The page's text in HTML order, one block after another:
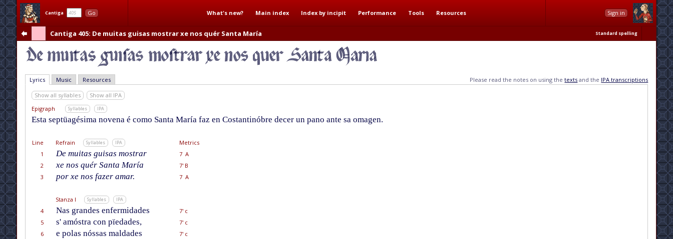
Cantiga Go What's new? Main index Index by incipit Performance Tools Resources Sign in
Cantiga 405: De muitas guisas mostrar xe nos quér Santa María Standard spelling
Lyrics Music Resources Please read the notes on using thetexts and the IPA transcriptions
Show all syllables
Show all IPA
Epigraph
Syllables IPA
Esta septüagésima novena é como Santa María faz en Costantinóbre decer un pano ante sa omagen.
Line Refrain Syllables IPA
Metrics
1
De muitas guisas mostrar
7 A
2
xe nos quér Santa María
7' B
3
por xe nos fazer amar. 7 A
Stanza I Syllables IPA
4 Nas grandes enfermidades
7' c
5
s' amóstra con pïedades,
7' c
6
e polas nóssas maldades
7' c